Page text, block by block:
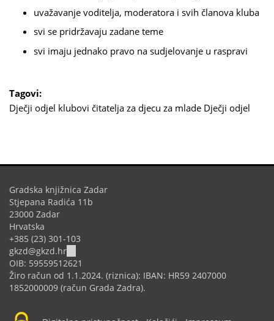
uvažavanje voditelja, moderatora i svih članova kluba
svi se pridržavaju zadane teme
svi imaju jednako pravo na sudjelovanje u raspravi
Tagovi:
Dječji odjel klubovi čitatelja za djecu za mlade Dječji odjel
Gradska knjižnica Zadar
Stjepana Radića 11b
23000 Zadar
Hrvatska
+385 (23) 301-103
gkzd@gkzd.hr
sends
e-
mail)
OIB: 59559512621
Žiro račun od 1.1.2024. (riznica): IBAN: HR59 2407000
1852000009 (račun Grada Zadra).